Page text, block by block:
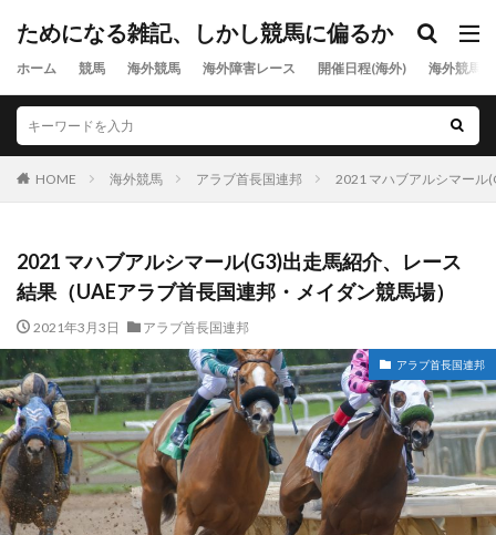
ためになる雑記、しかし競馬に偏るか
ホーム 競馬 海外競馬 海外障害レース 開催日程(海外) 海外競馬
HOME 海外競馬 アラブ首長国連邦 2021 マハブアルシマール
2021 マハブアルシマール(G3)出走馬紹介、レース
結果（UAEアラブ首長国連邦・メイダン競馬場）
2021年3月3日 アラブ首長国連邦
アラブ首長国連邦